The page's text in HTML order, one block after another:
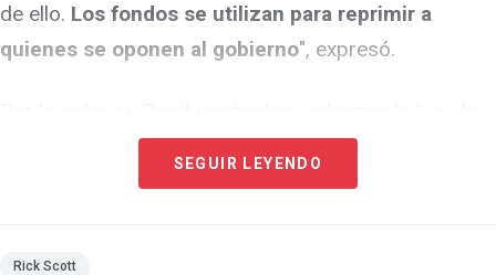
de ello. Los fondos se utilizan para reprimir a
quienes se oponen al gobierno", expresó.
Negación de Ganancias a la Oligarquía Militar en
Cuba y Restricción de Actividades del Aparato de
SEGUIR LEYENDO
Rick Scott